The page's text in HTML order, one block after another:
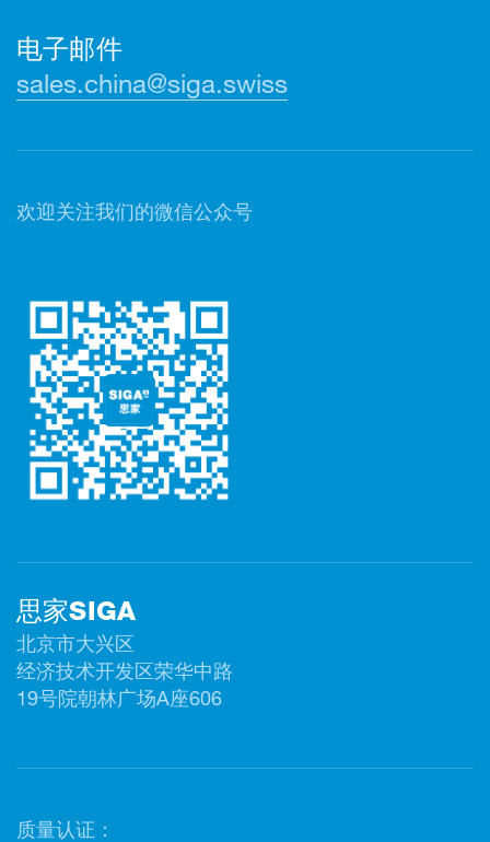
电子邮件
sales.china@siga.swiss
欢迎关注我们的微信公众号
思家SIGA
北京市大兴区
经济技术开发区荣华中路
19号院朝林广场A座606
质量认证：